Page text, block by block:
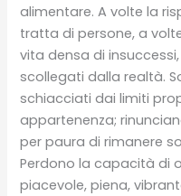
alimentare. A volte la
tratta di persone, a
vita densa di
scollegati dalla realtà.
schiacciati dai limiti
appartenenza;
per paura di rimanere
Perdono la capacità di
piacevole, piena,